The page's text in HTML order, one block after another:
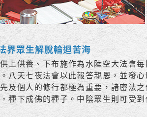
界眾生解脫輪迴苦海
上供養、下布施作為水陸空大法會
八天七夜法會以此報答親恩，並發
及個人的修行都極為重要，諸密法
種下成佛的種子。中陰眾生則可受